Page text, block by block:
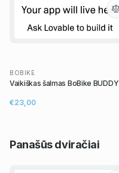
BOBIKE
Vaikiškas šalmas BoBike BUDDY
€23,00
Panašūsdviračiai